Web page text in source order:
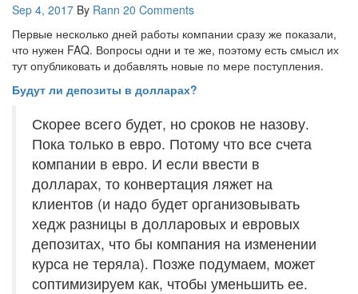
Sep 4, 2017 By Rann 20 Comments
Первые несколько дней работы компании сразу же показали,
что нужен FAQ. Вопросы одни и те же, поэтому есть смысл их
тут опубликовать и добавлять новые по мере поступления.
Будут ли депозиты в долларах?
Скорее всего будет, но сроков не назову.
Пока только в евро. Потому что все счета
компании в евро. И если ввести в
долларах, то конвертация ляжет на
клиентов (и надо будет организовывать
хедж разницы в долларовых и евровых
депозитах, что бы компания на изменении
курса не теряла). Позже подумаем, может
соптимизируем как, чтобы уменьшить ее.